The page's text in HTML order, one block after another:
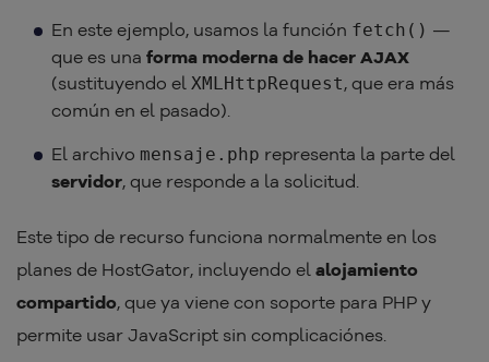
En este ejemplo, usamos la función fetch() —
que es una forma moderna de hacer AJAX
(sustituyendo el XMLHttpRequest, que era más
común en el pasado).
El archivo mensaje.php representa la parte del
servidor, que responde a la solicitud.
Este tipo de recurso funciona normalmente en los
planes de HostGator, incluyendo el alojamiento
compartido, que ya viene con soporte para PHP y
permite usar JavaScript sin complicaciónes.